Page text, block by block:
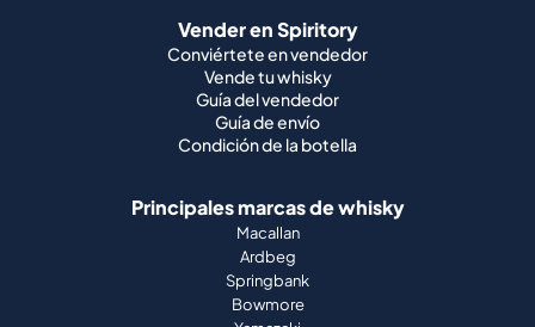
Vender en Spiritory
Conviértete en vendedor
Vende tu whisky
Guía del vendedor
Guía de envío
Condición de la botella
Principales marcas de whisky
Macallan
Ardbeg
Springbank
Bowmore